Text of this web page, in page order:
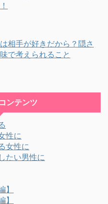
相手が好きだから？隠さ
で考えられること
ンテンツ
性に
女性に
たい男性に